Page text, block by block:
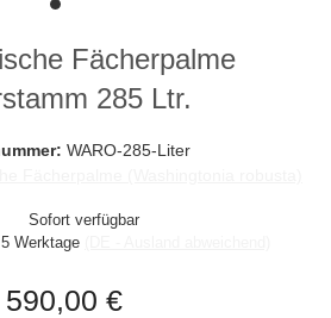
Fächerpalme
285 Ltr.
WARO-285-Liter
Sofort verfügbar
Werktage
590,00 €